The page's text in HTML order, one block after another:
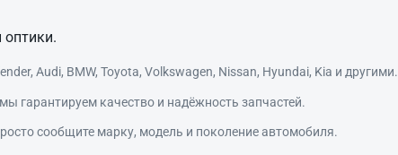
оптики.
Audi, BMW, Toyota, Volkswagen, Nissan, Hyundai, Kia и другими.
гарантируем качество и надёжность запчастей.
сообщите марку, модель и поколение автомобиля.